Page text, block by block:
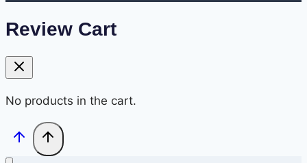
Review Cart
No products in the cart.